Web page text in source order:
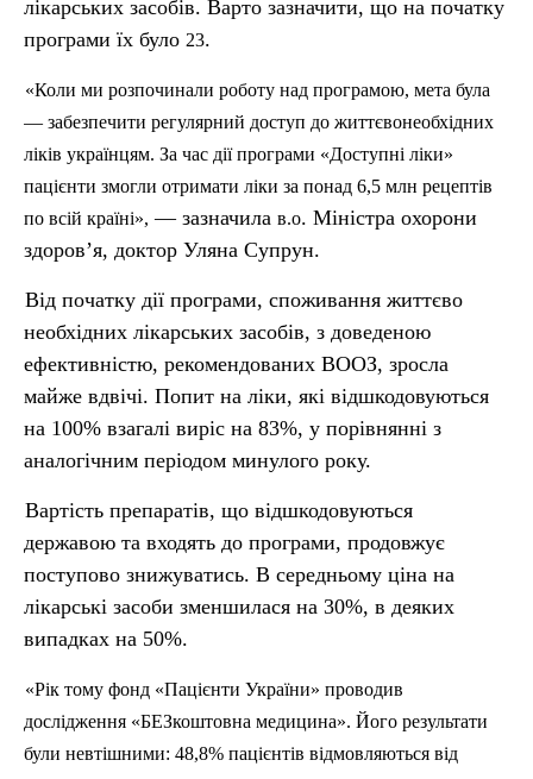
лікарських засобів. Варто зазначити, що на початку
програми їх було 23.
«Коли ми розпочинали роботу над програмою, мета була
— забезпечити регулярний доступ до життєвонеобхідних
ліків українцям. За час дії програми «Доступні ліки»
пацієнти змогли отримати ліки за понад 6,5 млн рецептів
по всій країні», — зазначила в.о. Міністра охорони
здоров’я, доктор Уляна Супрун.
Від початку дії програми, споживання життєво
необхідних лікарських засобів, з доведеною
ефективністю, рекомендованих ВООЗ, зросла
майже вдвічі. Попит на ліки, які відшкодовуються
на 100% взагалі виріс на 83%, у порівнянні з
аналогічним періодом минулого року.
Вартість препаратів, що відшкодовуються
державою та входять до програми, продовжує
поступово знижуватись. В середньому ціна на
лікарські засоби зменшилася на 30%, в деяких
випадках на 50%.
«Рік тому фонд «Пацієнти України» проводив
дослідження «БЕЗкоштовна медицина». Його результати
були невтішними: 48,8% пацієнтів відмовляються від